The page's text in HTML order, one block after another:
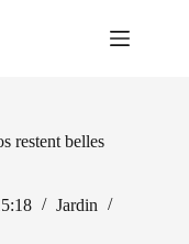
restent belles
Jardin